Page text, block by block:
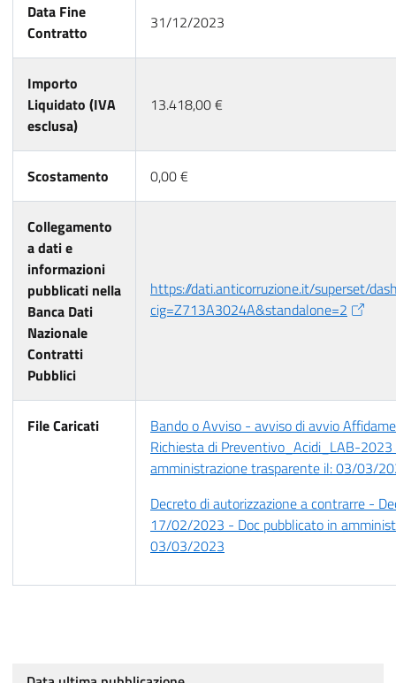
Data Fine
Contratto
31/12/2023
Importo
Liquidato (IVA
esclusa)
13.418,00 €
Scostamento 0,00 €
Collegamento
a dati e
informazioni
pubblicati nella
Banca Dati
Nazionale
Contratti
Pubblici
https://dati.anticorruzione.it/superset/
cig=Z713A3024A&standalone=2
File Caricati
Bando o Avviso - avviso di avvio
Richiesta di Preventivo_Acidi_LAB-
amministrazione trasparente il: 03/03/
Decreto di autorizzazione a contrarre -
17/02/2023 - Doc pubblicato in
03/03/2023